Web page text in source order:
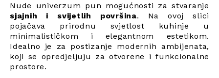
Nude univerzum pun mogućnosti za stvaranje
sjajnih i svijetlih površina. Na ovoj slici
pojačava prirodnu svjetlost kuhinje u
minimalističkom i elegantnom estetikom.
Idealno je za postizanje modernih ambijenata,
koji se opredjeljuju za otvorene i funkcionalne
prostore.